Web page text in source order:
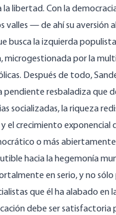
libertad. Con la
valles — de ahí su aversión
busca la izquierda
microgestionada por la
Después de todo,
resbaladiza que
socializadas, la riqueza
el crecimiento exponencial
o más abiertamente
hacia la hegemonía
en serio, y no
que él ha alabado
debe ser